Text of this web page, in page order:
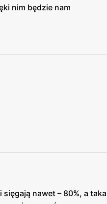
nim będzie nam
sięgają nawet – 80%, a taka